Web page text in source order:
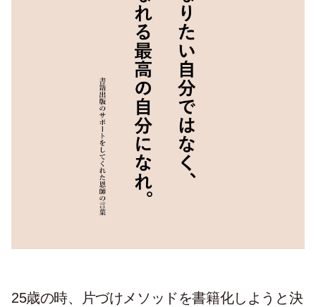
25歳の時、片づけメソッドを書籍化しようと決